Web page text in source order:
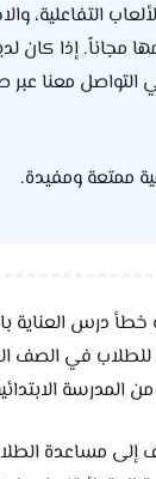
التفاعلية،
مجاناً. إذا كان
التواصل معنا
ممتعة ومفيدة.
درس العناية
للطلاب في الصف
المدرسة
إلى مساعدة